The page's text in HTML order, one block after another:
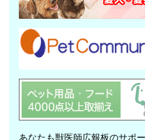
あなたも獣医師広報板のサポ